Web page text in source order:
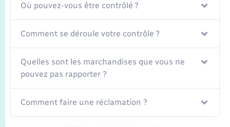
Où pouvez-vous être contrôlé ?
Comment se déroule votre contrôle ?
Quelles sont les marchandises que vous ne
pouvez pas rapporter ?
Comment faire une réclamation ?